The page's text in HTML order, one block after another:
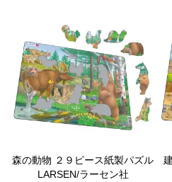
森の動物 ２９ピース紙製パズル
LARSEN/ラーセン社